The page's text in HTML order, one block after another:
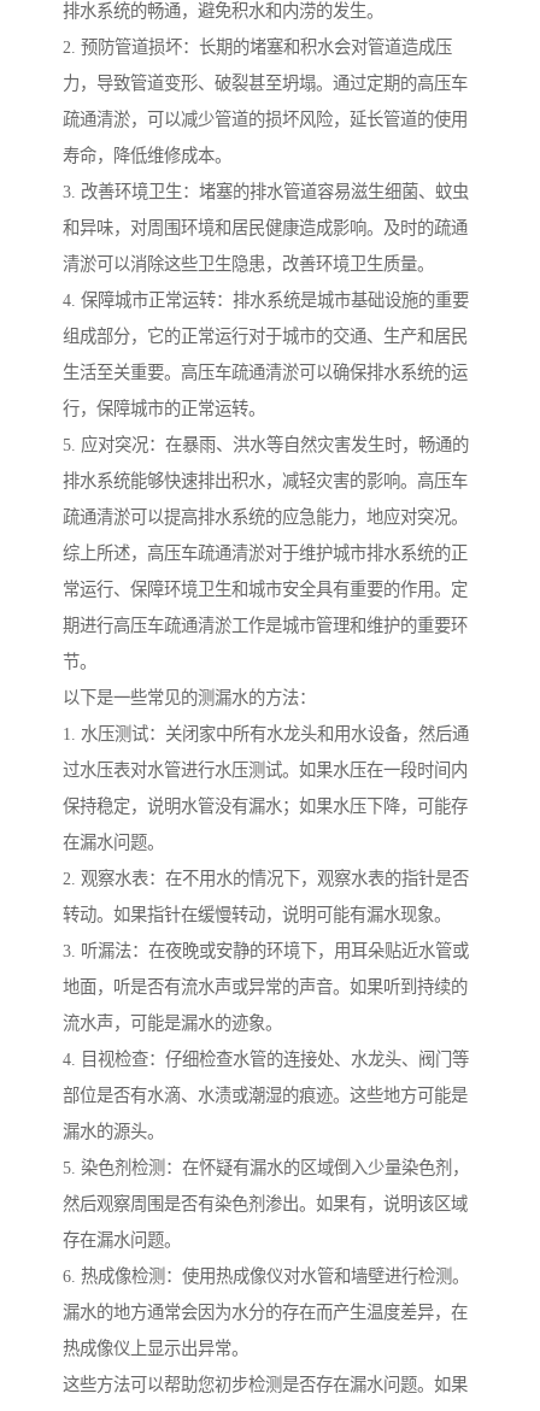
排水系统的畅通，避免积水和内涝的发生。
2. 预防管道损坏：长期的堵塞和积水会对管道造成压
力，导致管道变形、破裂甚至坍塌。通过定期的高压车
疏通清淤，可以减少管道的损坏风险，延长管道的使用
寿命，降低维修成本。
3. 改善环境卫生：堵塞的排水管道容易滋生细菌、蚊虫
和异味，对周围环境和居民健康造成影响。及时的疏通
清淤可以消除这些卫生隐患，改善环境卫生质量。
4. 保障城市正常运转：排水系统是城市基础设施的重要
组成部分，它的正常运行对于城市的交通、生产和居民
生活至关重要。高压车疏通清淤可以确保排水系统的运
行，保障城市的正常运转。
5. 应对突况：在暴雨、洪水等自然灾害发生时，畅通的
排水系统能够快速排出积水，减轻灾害的影响。高压车
疏通清淤可以提高排水系统的应急能力，地应对突况。
综上所述，高压车疏通清淤对于维护城市排水系统的正
常运行、保障环境卫生和城市安全具有重要的作用。定
期进行高压车疏通清淤工作是城市管理和维护的重要环
节。
以下是一些常见的测漏水的方法：
1. 水压测试：关闭家中所有水龙头和用水设备，然后通
过水压表对水管进行水压测试。如果水压在一段时间内
保持稳定，说明水管没有漏水；如果水压下降，可能存
在漏水问题。
2. 观察水表：在不用水的情况下，观察水表的指针是否
转动。如果指针在缓慢转动，说明可能有漏水现象。
3. 听漏法：在夜晚或安静的环境下，用耳朵贴近水管或
地面，听是否有流水声或异常的声音。如果听到持续的
流水声，可能是漏水的迹象。
4. 目视检查：仔细检查水管的连接处、水龙头、阀门等
部位是否有水滴、水渍或潮湿的痕迹。这些地方可能是
漏水的源头。
5. 染色剂检测：在怀疑有漏水的区域倒入少量染色剂，
然后观察周围是否有染色剂渗出。如果有，说明该区域
存在漏水问题。
6. 热成像检测：使用热成像仪对水管和墙壁进行检测。
漏水的地方通常会因为水分的存在而产生温度差异，在
热成像仪上显示出异常。
这些方法可以帮助您初步检测是否存在漏水问题。如果